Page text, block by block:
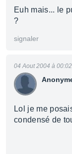
Euh mais... le
?
signaler
04 Aout 2004 à 00:02
Lol je me
condensé de